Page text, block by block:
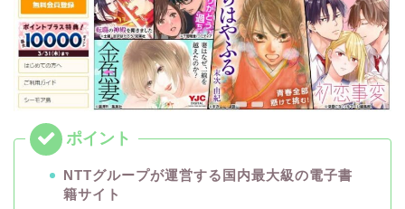
NTTグループが運営する国内最大級の電子書
籍サイト